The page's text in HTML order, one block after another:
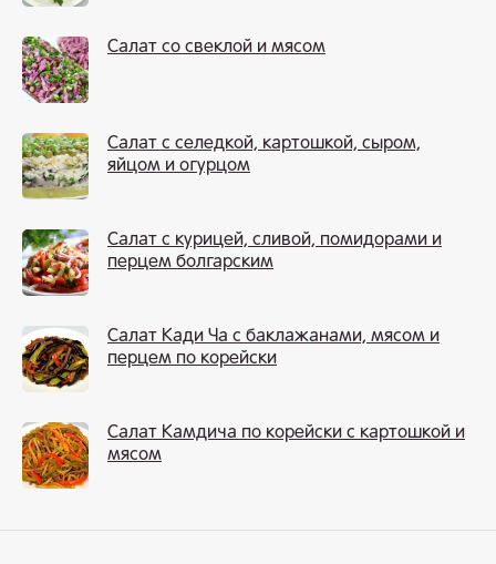
Салат со свеклой и мясом
Салат с селедкой, картошкой, сыром,
яйцом и огурцом
Салат с курицей, сливой, помидорами и
перцем болгарским
Салат Кади Ча с баклажанами, мясом и
перцем по корейски
Салат Камдича по корейски с картошкой и
мясом